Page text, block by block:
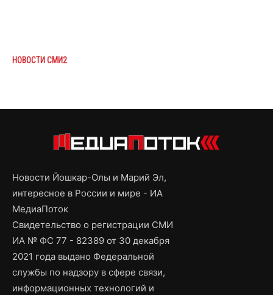
НОВОСТИ СМИ2
Новости Йошкар-Олы и Марий Эл,
интересное в России и мире - ИА
МедиаПоток
Свидетельство о регистрации СМИ
ИА № ФС 77 - 82389 от 30 декабря
2021 года выдано Федеральной
службы по надзору в сфере связи,
информационных технологий и